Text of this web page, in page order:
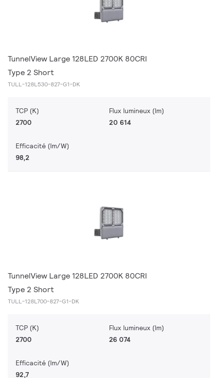
TunnelView Large 128LED 2700K 80CRI
Type 2 Short
TULL-128L530-827-G1-DK
TCP (K)
2700
Flux lumineux (lm)
20 614
Efficacité (lm/W)
98,2
TunnelView Large 128LED 2700K 80CRI
Type 2 Short
TULL-128L700-827-G1-DK
TCP (K)
2700
Flux lumineux (lm)
26 074
Efficacité (lm/W)
92,7